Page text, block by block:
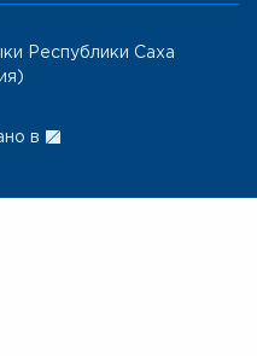
Республики Саха
в